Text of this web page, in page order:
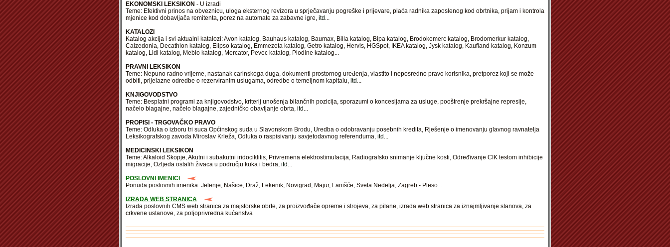
EKONOMSKI LEKSIKON - U izradi
Teme: Efektivni prinos na obveznicu, uloga eksternog revizora u sprječavanju pogreške i prijevare, plaća radnika zaposlenog kod obrtnika, prijam i kontrola
mjenice kod dobavljača remitenta, porez na automate za zabavne igre, itd ...
KATALOZI
Katalog akcija i svi aktualni katalozi: Avon katalog, Bauhaus katalog, Baumax, Billa katalog, Bipa katalog, Brodokomerc katalog, Brodomerkur katalog,
Calzedonia, Decathlon katalog, Elipso katalog, Emmezeta katalog, Getro katalog, Hervis, HGSpot, IKEA katalog, Jysk katalog, Kaufland katalog, Konzum
katalog, Lidl katalog, Meblo katalog, Mercator, Pevec katalog, Plodine katalog...
PRAVNI LEKSIKON
Teme: Nepuno radno vrijeme, nastanak carinskoga duga, dokumenti prostornog uređenja, vlastito i neposredno pravo korisnika, pretporez koji se može
odbiti, prijelazne odredbe o rezerviranim uslugama, odredbe o temeljnom kapitalu, itd ...
KNJIGOVODSTVO
Teme: Besplatni programi za knjigovodstvo, kriterij unošenja bilančnih pozicija, sporazumi o koncesijama za usluge, pooštrenje prekršajne represije,
načelo blagajne, načelo blagajne, zajedničko obavljanje obrta, itd ...
PROPISI - TRGOVAČKO PRAVO
Teme: Odluka o izboru tri suca Općinskog suda u Slavonskom Brodu, Uredba o odobravanju posebnih kredita, Rješenje o imenovanju glavnog ravnatelja
Leksikografskog zavoda Miroslav Krleža, Odluka o raspisivanju savjetodavnog referenduma, itd ...
MEDICINSKI LEKSIKON
Teme: Alkaloid Skopje, Akutni i subakutni iridociklitis, Privremena elektrostimulacija, Radiografsko snimanje ključne kosti, Određivanje CIK testom inhibicije
migracije, Ozljeda ostalih živaca u području kuka i bedra, itd ...
POSLOVNI IMENICI
Ponuda poslovnih imenika: Jelenje, Našice, Draž, Lekenik, Novigrad, Majur, Lanišće, Sveta Nedelja, Zagreb - Pleso...
IZRADA WEB STRANICA
Izrada poslovnih CMS web stranica za majstorske obrte, za proizvođače opreme i strojeva, za pilane, izrada web stranica za iznajmljivanje stanova, za
crkvene ustanove, za poljoprivredna kućanstva